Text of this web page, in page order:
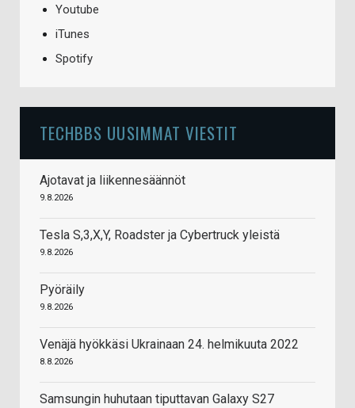
Youtube
iTunes
Spotify
TECHBBS UUSIMMAT VIESTIT
Ajotavat ja liikennesäännöt
9.8.2026
Tesla S,3,X,Y, Roadster ja Cybertruck yleistä
9.8.2026
Pyöräily
9.8.2026
Venäjä hyökkäsi Ukrainaan 24. helmikuuta 2022
8.8.2026
Samsungin huhutaan tiputtavan Galaxy S27